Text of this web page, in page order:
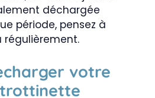
déchargée
période, pensez à
régulièrement.
votre